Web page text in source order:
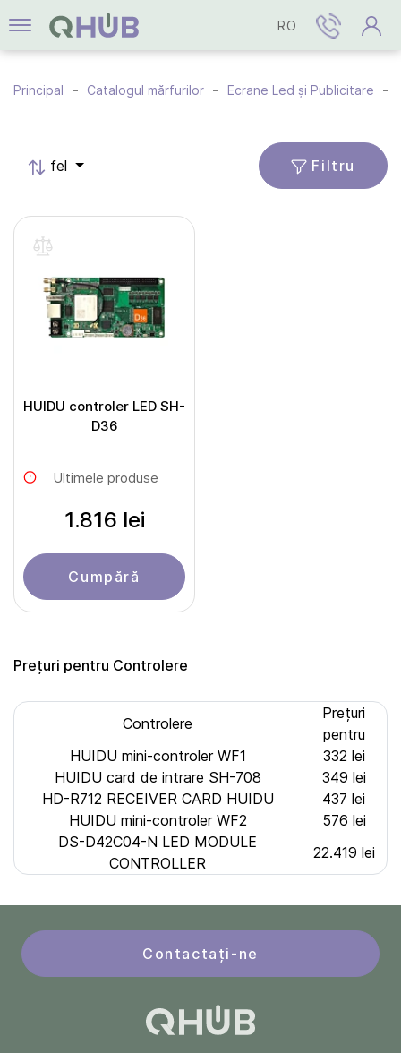
RO
Principal Catalogul mărfurilor Ecrane Led și Publicitare
fel Filtru
HUIDU controler LED SH-
D36
Ultimele produse
1.816 lei
Cumpără
Prețuri pentru Controlere
Controlere
Prețuri
pentru
HUIDU mini-controler WF1
332 lei
HUIDU card de intrare SH-708
349 lei
HD-R712 RECEIVER CARD HUIDU
437 lei
HUIDU mini-controler WF2
576 lei
DS-D42C04-N LED MODULE
CONTROLLER
22.419 lei
Contactați-ne